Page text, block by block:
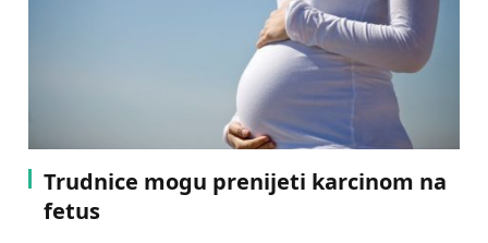
Trudnice mogu prenijeti karcinom na
fetus